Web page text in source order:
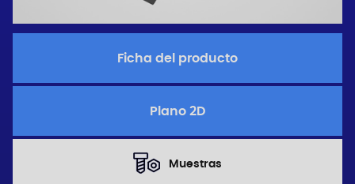
Ficha del producto
Plano 2D
Muestras